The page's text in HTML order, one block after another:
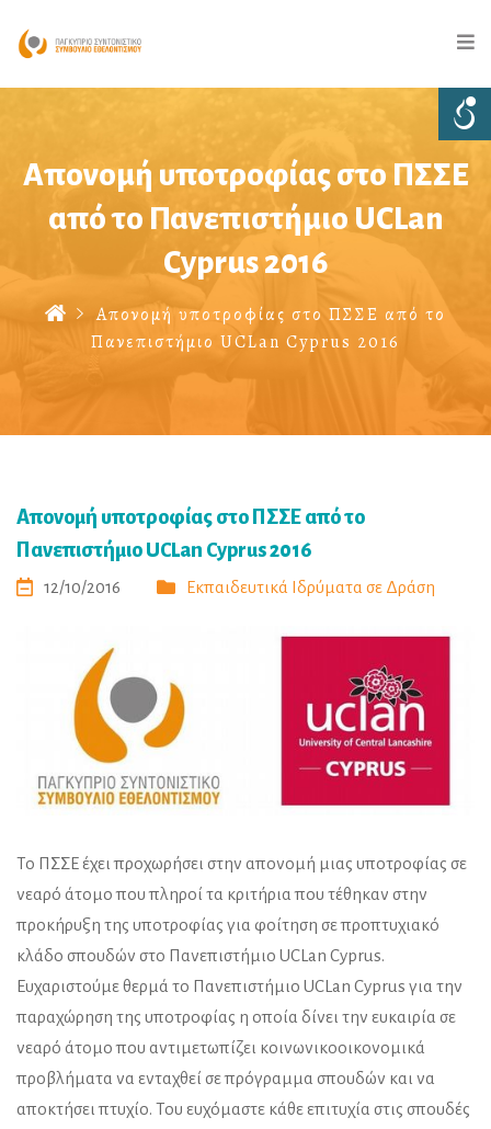
Απονομή υποτροφίας στο ΠΣΣΕ
από το Πανεπιστήμιο UCLan
Cyprus 2016
Απονομή υποτροφίας στο ΠΣΣΕ από το
Πανεπιστήμιο UCLan Cyprus 2016
Απονομή υποτροφίας στο ΠΣΣΕ από το
Πανεπιστήμιο UCLan Cyprus 2016
12/10/2016 Εκπαιδευτικά Ιδρύματα σε Δράση
Το ΠΣΣΕ έχει προχωρήσει στην απονομή μιας υποτροφίας σε
νεαρό άτομο που πληροί τα κριτήρια που τέθηκαν στην
προκήρυξη της υποτροφίας για φοίτηση σε προπτυχιακό
κλάδο σπουδών στο Πανεπιστήμιο UCLan Cyprus.
Ευχαριστούμε θερμά το Πανεπιστήμιο UCLan Cyprus για την
παραχώρηση της υποτροφίας η οποία δίνει την ευκαιρία σε
νεαρό άτομο που αντιμετωπίζει κοινωνικοοικονομικά
προβλήματα να ενταχθεί σε πρόγραμμα σπουδών και να
αποκτήσει πτυχίο. Του ευχόμαστε κάθε επιτυχία στις σπουδές